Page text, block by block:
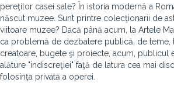
pereţilor casei sale? În istoria modernă a
născut muzee. Sunt printre colecţionarii de
viitoare muzee? Dacă până acum, la Artele
ca problemă de dezbatere publică, de teme,
creatoare, bugete şi proiecte, acum, publicul
alăture "indiscreţiei" faţă de latura cea mai
folosinţa privată a operei.